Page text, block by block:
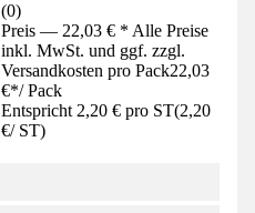
(0)
Preis — 22,03 € * Alle Preise
inkl. MwSt. und ggf. zzgl.
Versandkosten pro Pack22,03
€*/ Pack
Entspricht 2,20 € pro ST(2,20
€/ ST)